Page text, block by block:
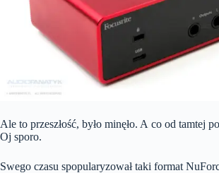
Ale to przeszłość, było minęło. A co od tamtej
Oj sporo.
Swego czasu spopularyzował taki format